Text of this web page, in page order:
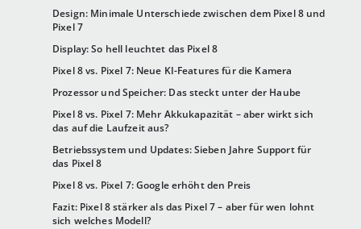
Design: Minimale Unterschiede zwischen dem Pixel 8 und
Pixel 7
Display: So hell leuchtet das Pixel 8
Pixel 8 vs. Pixel 7: Neue KI-Features für die Kamera
Prozessor und Speicher: Das steckt unter der Haube
Pixel 8 vs. Pixel 7: Mehr Akkukapazität – aber wirkt sich
das auf die Laufzeit aus?
Betriebssystem und Updates: Sieben Jahre Support für
das Pixel 8
Pixel 8 vs. Pixel 7: Google erhöht den Preis
Fazit: Pixel 8 stärker als das Pixel 7 – aber für wen lohnt
sich welches Modell?